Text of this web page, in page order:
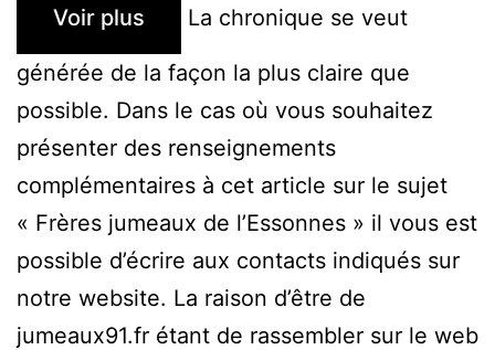
Voir plus La chronique se veut
générée de la façon la plus claire que
possible. Dans le cas où vous souhaitez
présenter des renseignements
complémentaires à cet article sur le sujet
« Frères jumeaux de l’Essonnes » il vous est
possible d’écrire aux contacts indiqués sur
notre website. La raison d’être de
jumeaux91.fr étant de rassembler sur le web